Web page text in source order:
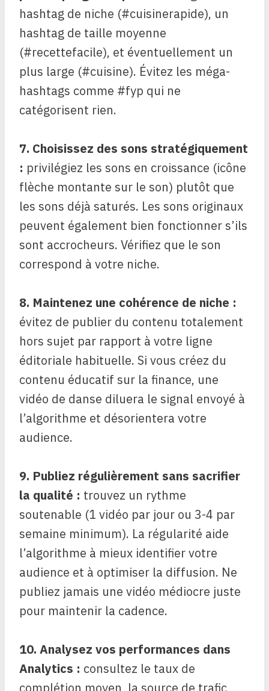
hashtag de niche (#cuisinerapide), un
hashtag de taille moyenne
(#recettefacile), et éventuellement un
plus large (#cuisine). Évitez les méga-
hashtags comme #fyp qui ne
catégorisent rien.
7. Choisissez des sons stratégiquement
: privilégiez les sons en croissance (icône
flèche montante sur le son) plutôt que
les sons déjà saturés. Les sons originaux
peuvent également bien fonctionner s’ils
sont accrocheurs. Vérifiez que le son
correspond à votre niche.
8. Maintenez une cohérence de niche :
évitez de publier du contenu totalement
hors sujet par rapport à votre ligne
éditoriale habituelle. Si vous créez du
contenu éducatif sur la finance, une
vidéo de danse diluera le signal envoyé à
l’algorithme et désorientera votre
audience.
9. Publiez régulièrement sans sacrifier
la qualité : trouvez un rythme
soutenable (1 vidéo par jour ou 3-4 par
semaine minimum). La régularité aide
l’algorithme à mieux identifier votre
audience et à optimiser la diffusion. Ne
publiez jamais une vidéo médiocre juste
pour maintenir la cadence.
10. Analysez vos performances dans
Analytics : consultez le taux de
complétion moyen, la source de trafic